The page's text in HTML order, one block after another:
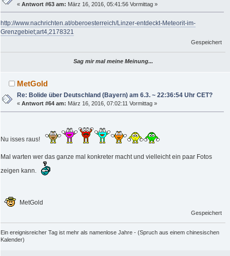
«Antwort #63 am: März 16, 2016, 05:41:56 Vormittag »
http://www.nachrichten.at/oberoesterreich/Linzer-entdeckt-Meteorit-im-
Grenzgebiet;art4,2178321
Gespeichert
Sag mir mal meine Meinung...
MetGold
Re: Bolide über Deutschland (Bayern) am 6.3. ~ 22:36:54 Uhr CET?
«Antwort #64 am: März 16, 2016, 07:02:11 Vormittag »
Nu isses raus!
Mal warten wer das ganze mal konkreter macht und vielleicht ein paar Fotos
zeigen kann.
MetGold
Gespeichert
Ein ereignisreicher Tag ist mehr als namenlose Jahre - (Spruch aus einem chinesischen
Kalender)